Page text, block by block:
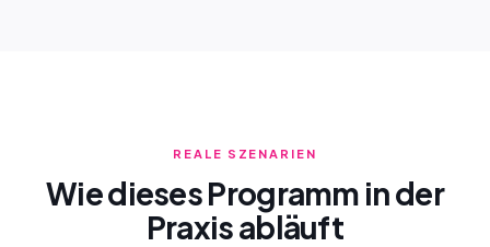
REALE SZENARIEN
Wie dieses Programm in der
Praxis abläuft